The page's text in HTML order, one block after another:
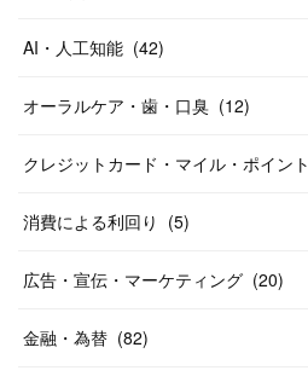
AI・人工知能 (42)
オーラルケア・歯・口臭 (12)
クレジットカード・マイル・ポイント
消費による利回り (5)
広告・宣伝・マーケティング (20)
金融・為替 (82)